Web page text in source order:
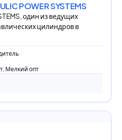
POWER SYSTEMS
один из ведущих
цилиндров в
Мелкий опт